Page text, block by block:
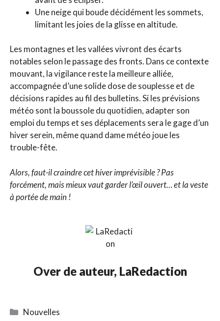
Une neige qui boude décidément les sommets,
limitant les joies de la glisse en altitude.
Les montagnes et les vallées vivront des écarts
notables selon le passage des fronts. Dans ce contexte
mouvant, la vigilance reste la meilleure alliée,
accompagnée d’une solide dose de souplesse et de
décisions rapides au fil des bulletins. Si les prévisions
météo sont la boussole du quotidien, adapter son
emploi du temps et ses déplacements sera le gage d’un
hiver serein, même quand dame météo joue les
trouble-fête.
Alors, faut-il craindre cet hiver imprévisible ? Pas
forcément, mais mieux vaut garder l’œil ouvert… et la veste
à portée de main !
Over de auteur, LaRedaction
Catégories
Nouvelles